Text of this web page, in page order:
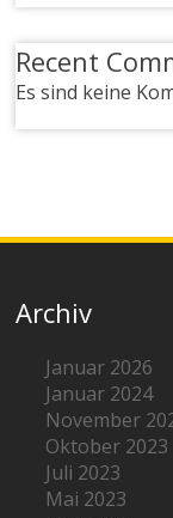
Recent
Es sind keine
Archiv
Januar 2026
Januar 2024
November
Oktober 2023
Juli 2023
Mai 2023